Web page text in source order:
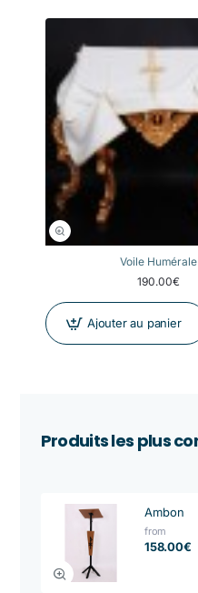
Voile Humérale
190.00€
Ajouter au panier
Produits les plus
Ambon
from
158.00€